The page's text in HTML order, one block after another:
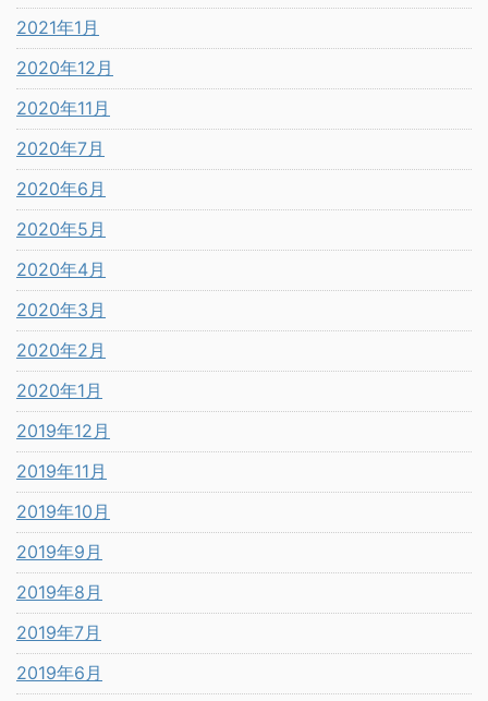
2021年1月
2020年12月
2020年11月
2020年7月
2020年6月
2020年5月
2020年4月
2020年3月
2020年2月
2020年1月
2019年12月
2019年11月
2019年10月
2019年9月
2019年8月
2019年7月
2019年6月